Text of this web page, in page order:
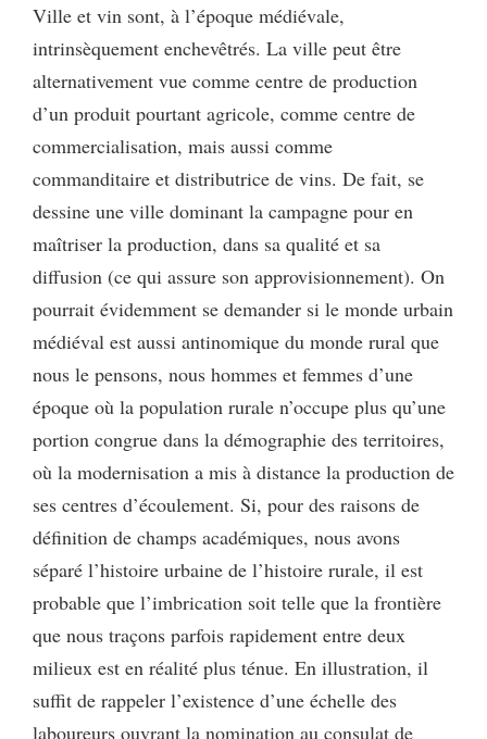
Ville et vin sont, à l’époque médiévale,
intrinsèquement enchevêtrés. La ville peut être
alternativement vue comme centre de production
d’un produit pourtant agricole, comme centre de
commercialisation, mais aussi comme
commanditaire et distributrice de vins. De fait, se
dessine une ville dominant la campagne pour en
maîtriser la production, dans sa qualité et sa
diffusion (ce qui assure son approvisionnement). On
pourrait évidemment se demander si le monde urbain
médiéval est aussi antinomique du monde rural que
nous le pensons, nous hommes et femmes d’une
époque où la population rurale n’occupe plus qu’une
portion congrue dans la démographie des territoires,
où la modernisation a mis à distance la production de
ses centres d’écoulement. Si, pour des raisons de
définition de champs académiques, nous avons
séparé l’histoire urbaine de l’histoire rurale, il est
probable que l’imbrication soit telle que la frontière
que nous traçons parfois rapidement entre deux
milieux est en réalité plus ténue. En illustration, il
suffit de rappeler l’existence d’une échelle des
laboureurs ouvrant la nomination au consulat de